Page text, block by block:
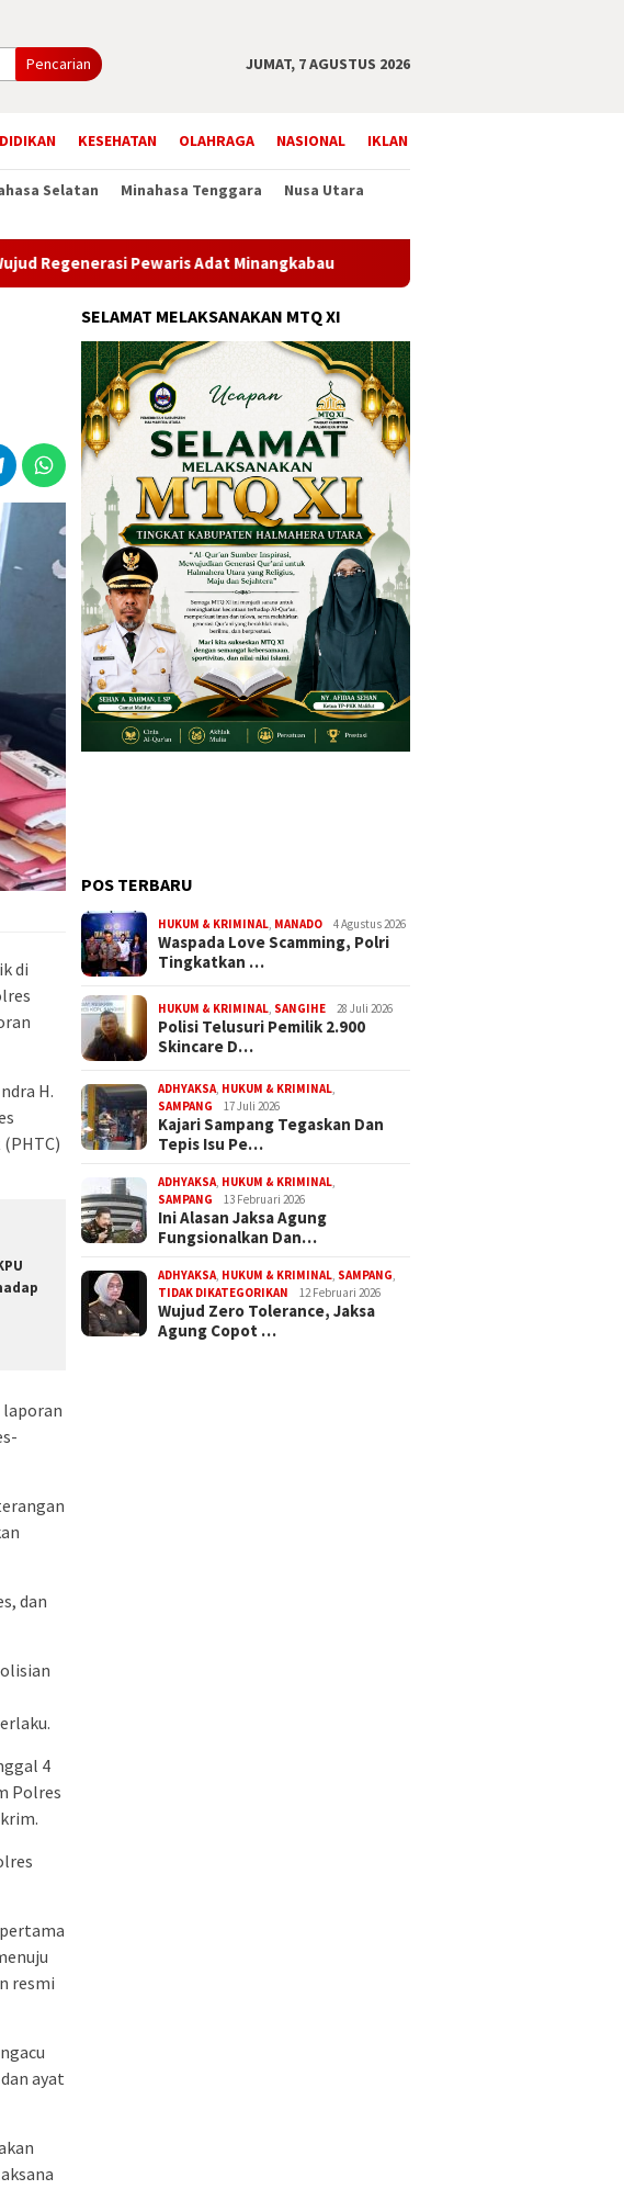
Pencarian JUMAT, 7 AGUSTUS 2026
KESEHATAN OLAHRAGA NASIONAL IKLAN
Selatan Minahasa Tenggara
Nusa Utara
Pewaris Adat Minangkabau Tak Hanya Pendidikan, Sekolah Rakyat
di
H.
laporan
dan
4
Polres
resmi
ayat
SELAMAT MELAKSANAKAN MTQ XI
POS TERBARU
HUKUM & KRIMINAL, MANADO 4 Agustus 2026
Waspada Love Scamming, Polri
Tingkatkan …
HUKUM & KRIMINAL, SANGIHE 28 Juli 2026
Polisi Telusuri Pemilik 2.900
Skincare D…
ADHYAKSA, HUKUM & KRIMINAL,
SAMPANG
17 Juli 2026
Kajari Sampang Tegaskan Dan
Tepis Isu Pe…
ADHYAKSA, HUKUM & KRIMINAL,
SAMPANG
13 Februari 2026
Ini Alasan Jaksa Agung
Fungsionalkan Dan…
ADHYAKSA, HUKUM & KRIMINAL, SAMPANG,
TIDAK DIKATEGORIKAN
12 Februari 2026
Wujud Zero Tolerance, Jaksa
Agung Copot …